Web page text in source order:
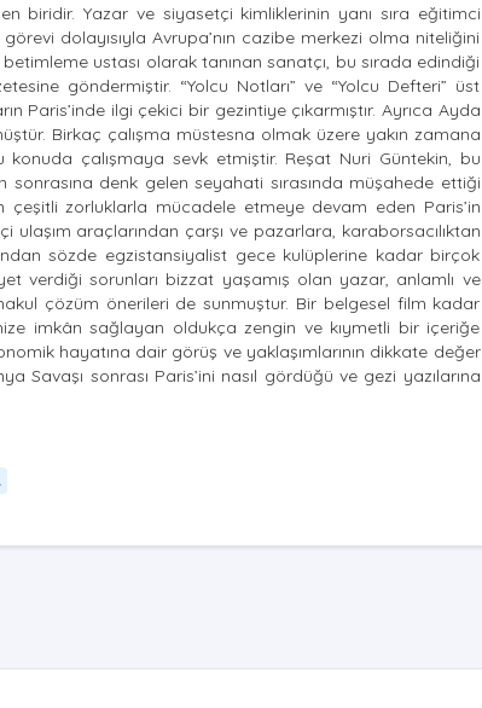
biridir. Yazar ve siyasetçi kimliklerinin yanı sıra eğitimci
dolayısıyla Avrupa’nın cazibe merkezi olma niteliğini
ustası olarak tanınan sanatçı, bu sırada edindiği
göndermiştir. “Yolcu Notları” ve “Yolcu Defteri” üst
Paris’inde ilgi çekici bir gezintiye çıkarmıştır. Ayrıca Ayda
Birkaç çalışma müstesna olmak üzere yakın zamana
çalışmaya sevk etmiştir. Reşat Nuri Güntekin, bu
sonrasına denk gelen seyahati sırasında müşahede ettiği
çeşitli zorluklarla mücadele etmeye devam eden Paris’in
araçlarından çarşı ve pazarlara, karaborsacılıktan
sözde egzistansiyalist gece kulüplerine kadar birçok
verdiği sorunları bizzat yaşamış olan yazar, anlamlı ve
çözüm önerileri de sunmuştur. Bir belgesel film kadar
imkân sağlayan oldukça zengin ve kıymetli bir içeriğe
hayatına dair görüş ve yaklaşımlarının dikkate değer
Savaşı sonrası Paris’ini nasıl gördüğü ve gezi yazılarına